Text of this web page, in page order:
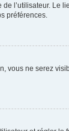
l’utilisateur. Le
préférences.
vous ne serez